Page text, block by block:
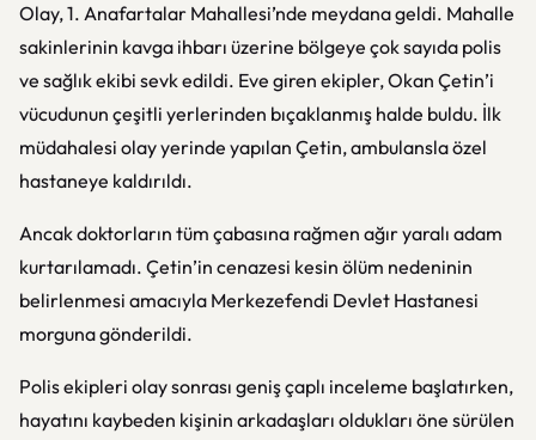
Olay, 1. Anafartalar Mahallesi’nde meydana geldi. Mahalle
sakinlerinin kavga ihbarı üzerine bölgeye çok sayıda polis
ve sağlık ekibi sevk edildi. Eve giren ekipler, Okan Çetin’i
vücudunun çeşitli yerlerinden bıçaklanmış halde buldu. İlk
müdahalesi olay yerinde yapılan Çetin, ambulansla özel
hastaneye kaldırıldı.
Ancak doktorların tüm çabasına rağmen ağır yaralı adam
kurtarılamadı. Çetin’in cenazesi kesin ölüm nedeninin
belirlenmesi amacıyla Merkezefendi Devlet Hastanesi
morguna gönderildi.
Polis ekipleri olay sonrası geniş çaplı inceleme başlatırken,
hayatını kaybeden kişinin arkadaşları oldukları öne sürülen